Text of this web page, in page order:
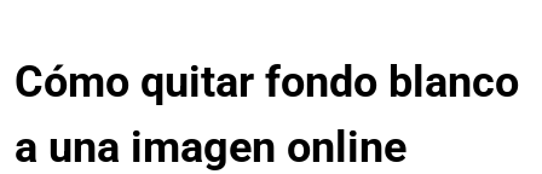
Cómo quitar fondo blanco
a una imagen online